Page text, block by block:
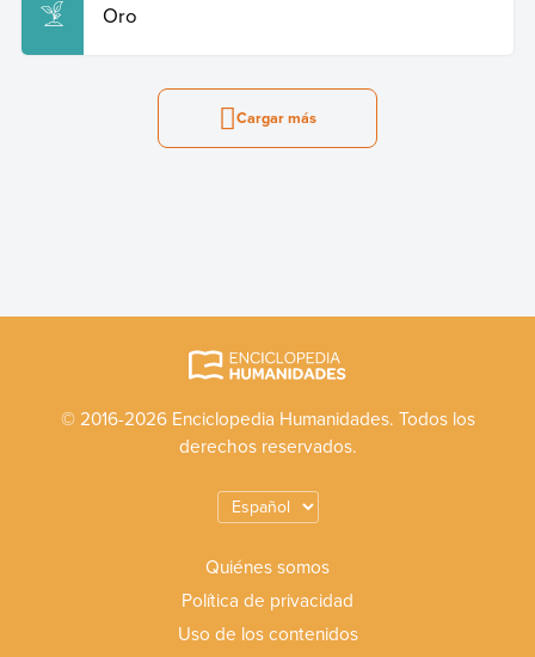
Oro
Cargar más
© 2016-2026 Enciclopedia Humanidades. Todos los
derechos reservados.
Quiénes somos
Política de privacidad
Uso de los contenidos